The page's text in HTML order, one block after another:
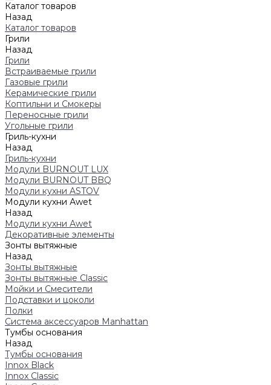
Каталог товаров
Назад
Каталог товаров
Грили
Назад
Грили
Встраиваемые грили
Газовые грили
Керамические грили
Коптильни и Смокеры
Переносные грили
Угольные грили
Гриль-кухни
Назад
Гриль-кухни
Модули BURNOUT LUX
Модули BURNOUT BBQ
Модули кухни ASTOV
Модули кухни Аwet
Назад
Модули кухни Аwet
Декоративные элементы
Зонты вытяжные
Назад
Зонты вытяжные
Зонты вытяжные Classic
Мойки и Смесители
Подставки и цоколи
Полки
Система аксессуаров Manhattan
Тумбы основания
Назад
Тумбы основания
Innox Black
Innox Classic